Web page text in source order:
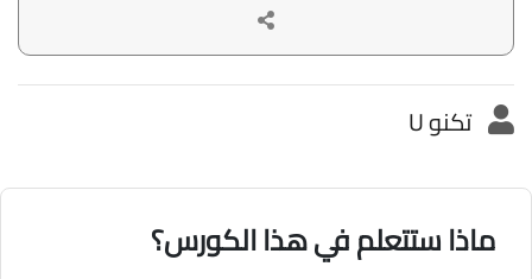
تكنو U
ماذا ستتعلم في هذا الكورس؟